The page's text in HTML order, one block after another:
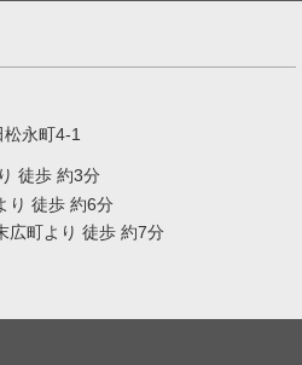
永町4-1
徒歩 約3分
り 徒歩 約6分
広町より 徒歩 約7分